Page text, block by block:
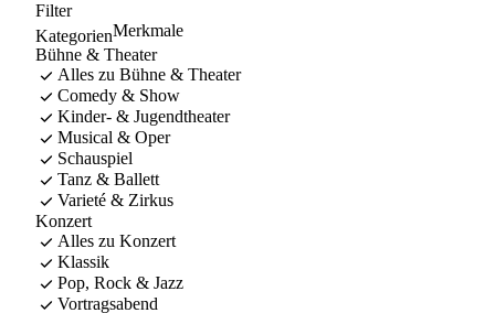
Filter
KategorienMerkmale
Bühne & Theater
Alles zu Bühne & Theater
Comedy & Show
Kinder- & Jugendtheater
Musical & Oper
Schauspiel
Tanz & Ballett
Varieté & Zirkus
Konzert
Alles zu Konzert
Klassik
Pop, Rock & Jazz
Vortragsabend